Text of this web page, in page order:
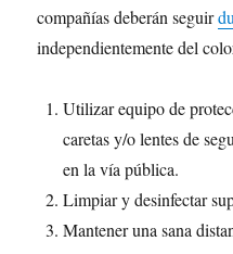
compañías deberán seguir
independientemente del
Utilizar equipo de
caretas y/o lentes de
en la vía pública.
Limpiar y desinfectar
Mantener una sana